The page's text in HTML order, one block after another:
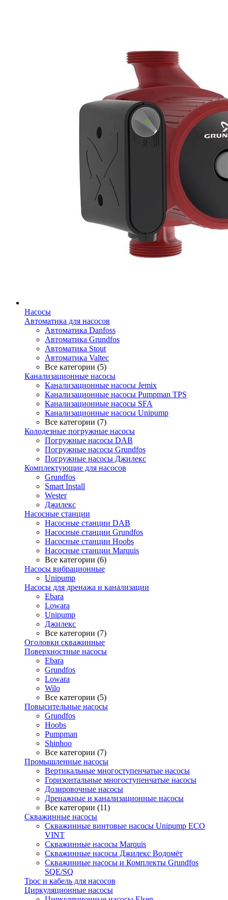
Насосы
Автоматика для насосов
Автоматика Danfoss
Автоматика Grundfos
Автоматика Stout
Автоматика Valtec
Все категории (5)
Канализационные насосы
Канализационные насосы Jemix
Канализационные насосы Pumpman TPS
Канализационные насосы SFA
Канализационные насосы Unipump
Все категории (7)
Колодезные погружные насосы
Погружные насосы DAB
Погружные насосы Grundfos
Погружные насосы Джилекс
Комплектующие для насосов
Grundfos
Smart Install
Wester
Джилекс
Насосные станции
Насосные станции DAB
Насосные станции Grundfos
Насосные станции Hoobs
Насосные станции Marquis
Все категории (6)
Насосы вибрационные
Unipump
Насосы для дренажа и канализации
Ebara
Lowara
Unipump
Джилекс
Все категории (7)
Оголовки скважинные
Поверхностные насосы
Ebara
Grundfos
Lowara
Wilo
Все категории (5)
Повысительные насосы
Grundfos
Hoobs
Pumpman
Shinhoo
Все категории (7)
Промышленные насосы
Вертикальные многоступенчатые насосы
Горизонтальные многоступенчатые насосы
Дозировочные насосы
Дренажные и канализационные насосы
Все категории (11)
Скважинные насосы
Скважинные винтовые насосы Unipump ECO
VINT
Скважинные насосы Marquis
Скважинные насосы Джилекс Водомёт
Скважинные насосы и Комплекты Grundfos
SQE/SQ
Трос и кабель для насосов
Циркуляционные насосы